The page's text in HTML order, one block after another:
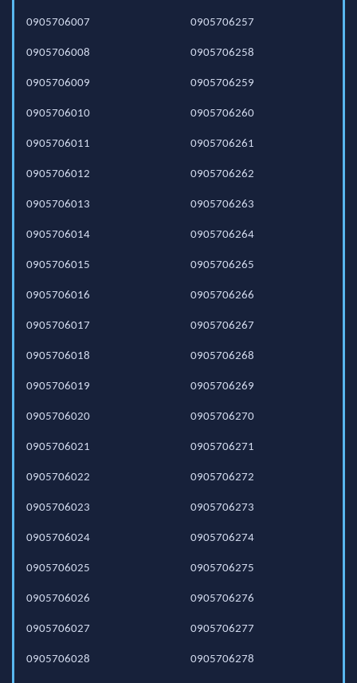
0905706007
0905706008
0905706009
0905706010
0905706011
0905706012
0905706013
0905706014
0905706015
0905706016
0905706017
0905706018
0905706019
0905706020
0905706021
0905706022
0905706023
0905706024
0905706025
0905706026
0905706027
0905706028
0905706257
0905706258
0905706259
0905706260
0905706261
0905706262
0905706263
0905706264
0905706265
0905706266
0905706267
0905706268
0905706269
0905706270
0905706271
0905706272
0905706273
0905706274
0905706275
0905706276
0905706277
0905706278